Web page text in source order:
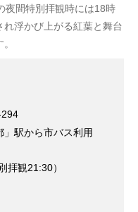
夜間特別拝観時には18時
浮かび上がる紅葉と舞台
駅から市バス利用
拝観21:30）